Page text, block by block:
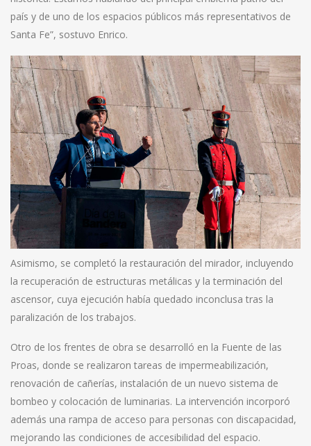
país y de uno de los espacios públicos más representativos de
Santa Fe”, sostuvo Enrico.
Asimismo, se completó la restauración del mirador, incluyendo
la recuperación de estructuras metálicas y la terminación del
ascensor, cuya ejecución había quedado inconclusa tras la
paralización de los trabajos.
Otro de los frentes de obra se desarrolló en la Fuente de las
Proas, donde se realizaron tareas de impermeabilización,
renovación de cañerías, instalación de un nuevo sistema de
bombeo y colocación de luminarias. La intervención incorporó
además una rampa de acceso para personas con discapacidad,
mejorando las condiciones de accesibilidad del espacio.